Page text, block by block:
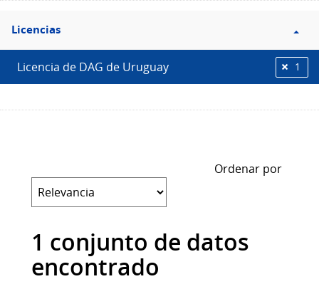
Filtro
Licencias
Licencias
Licencia de DAG de Uruguay 1
Ordenar por
1 conjunto de datos
encontrado